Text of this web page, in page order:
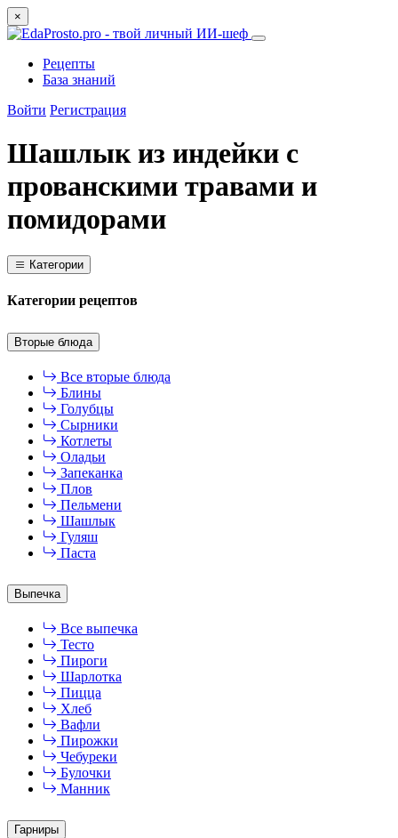
×
Рецепты
База знаний
Войти Регистрация
Шашлык из индейки с
прованскими травами и
помидорами
Категории
Категории рецептов
Вторые блюда
Все вторые блюда
Блины
Голубцы
Сырники
Котлеты
Оладьи
Запеканка
Плов
Пельмени
Шашлык
Гуляш
Паста
Выпечка
Все выпечка
Тесто
Пироги
Шарлотка
Пицца
Хлеб
Вафли
Пирожки
Чебуреки
Булочки
Манник
Гарниры